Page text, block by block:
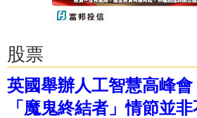
股票
英國舉辦人工智慧高峰會
「魔鬼終結者」情節並非